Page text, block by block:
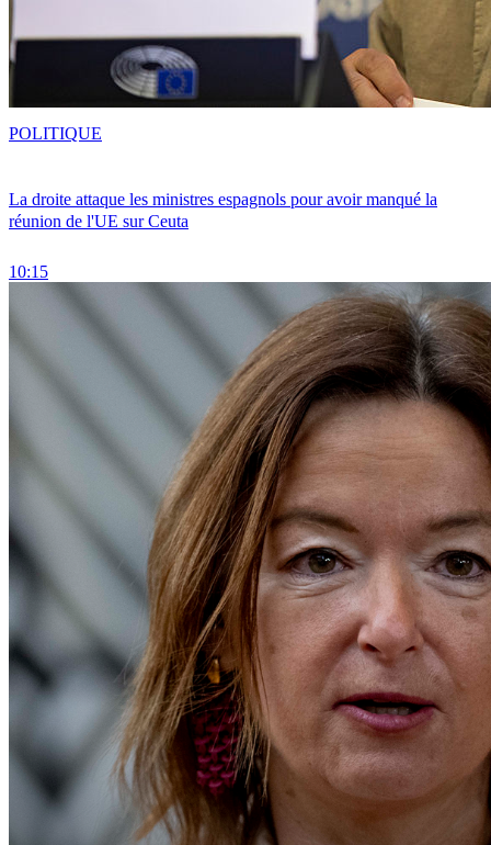
La droite attaque les ministres espagnols pour avoir manqué la
réunion de l'UE sur Ceuta
10:15
POLITIQUE